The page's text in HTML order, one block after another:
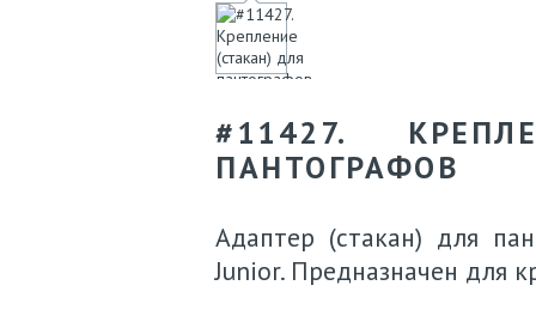
#11427.
ПАНТОГРАФОВ
Адаптер (стакан) для
Junior. Предназначен для